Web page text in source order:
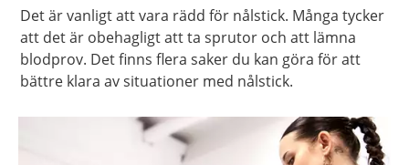
Det är vanligt att vara rädd för nålstick. Många tycker
att det är obehagligt att ta sprutor och att lämna
blodprov. Det finns flera saker du kan göra för att
bättre klara av situationer med nålstick.